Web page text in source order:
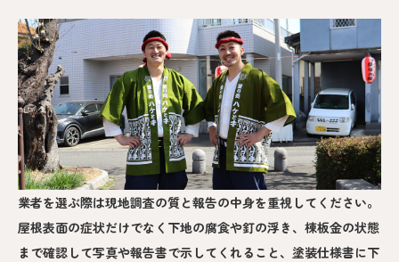
業者を選ぶ際は現地調査の質と報告の中身を重視してください。
屋根表面の症状だけでなく下地の腐食や釘の浮き、棟板金の状態
まで確認して写真や報告書で示してくれること、塗装仕様書に下